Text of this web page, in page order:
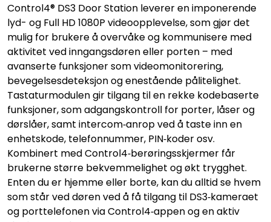
Control4® DS3 Door Station leverer en imponerende
lyd- og Full HD 1080P videoopplevelse, som gjør det
mulig for brukere å overvåke og kommunisere med
aktivitet ved inngangsdøren eller porten – med
avanserte funksjoner som videomonitorering,
bevegelsesdeteksjon og enestående pålitelighet.
Tastaturmodulen gir tilgang til en rekke kodebaserte
funksjoner, som adgangskontroll for porter, låser og
dørslåer, samt intercom‑anrop ved å taste inn en
enhetskode, telefonnummer, PIN‑koder osv.
Kombinert med Control4‑berøringsskjermer får
brukerne større bekvemmelighet og økt trygghet.
Enten du er hjemme eller borte, kan du alltid se hvem
som står ved døren ved å få tilgang til DS3‑kameraet
og porttelefonen via Control4‑appen og en aktiv